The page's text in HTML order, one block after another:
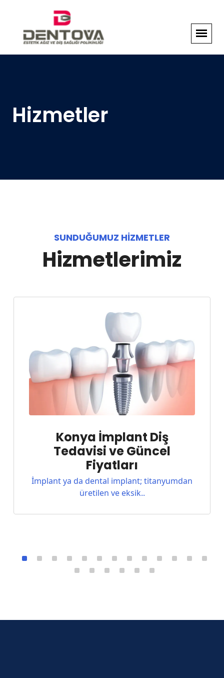
Hizmetler
SUNDUĞUMUZ HIZMETLER
Hizmetlerimiz
Konya İmplant Diş
Tedavisi ve Güncel
Fiyatları
İmplant ya da dental implant; titanyumdan
üretilen ve eksik..